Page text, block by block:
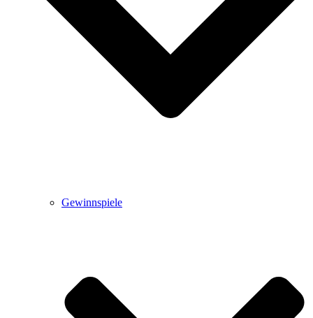
Gewinnspiele